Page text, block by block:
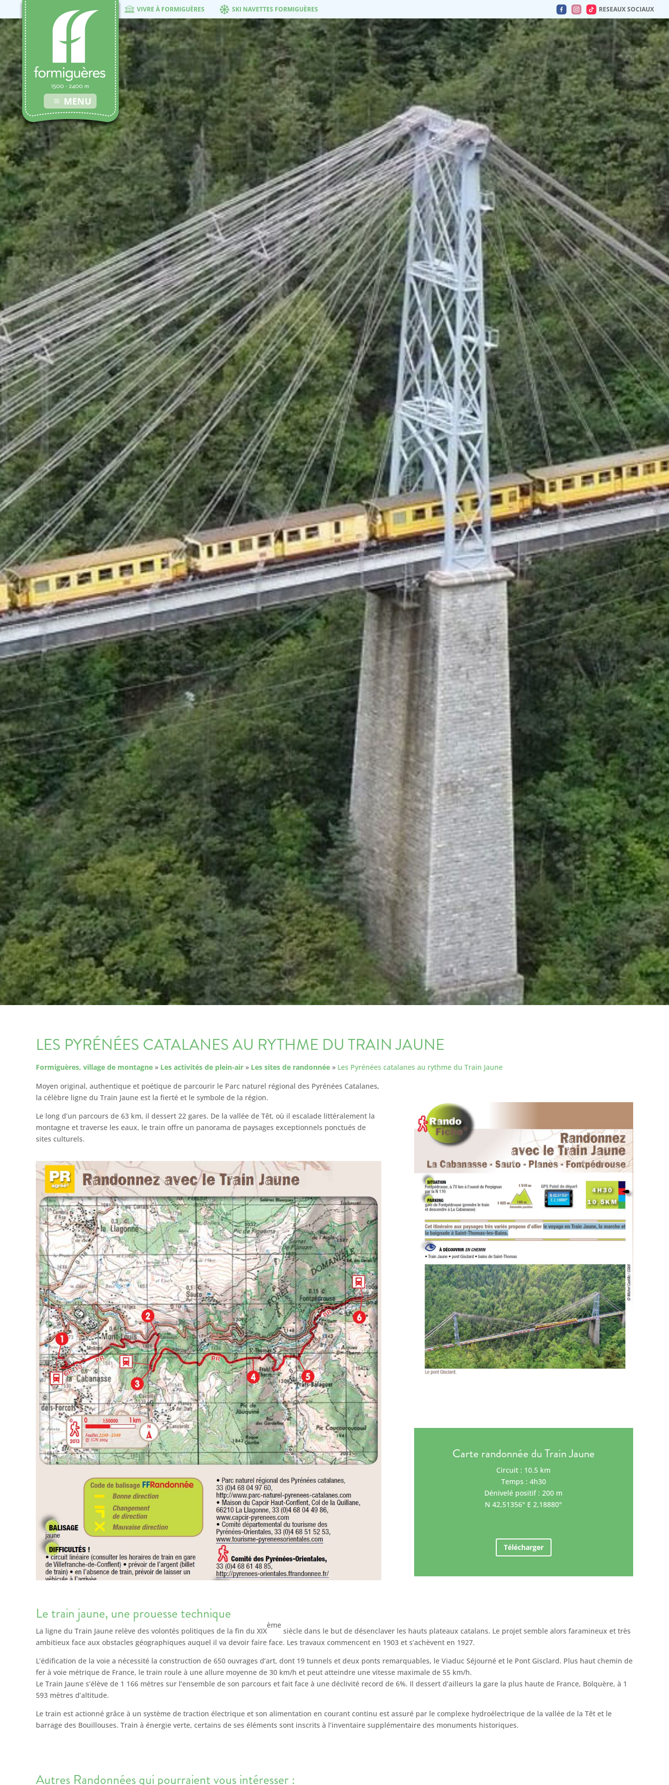
MENU
VIVRE À FORMIGUÈRES SKI NAVETTES FORMIGUÈRES RESEAUX SOCIAUX
LES PYRÉNÉES CATALANES AU RYTHME DU TRAIN JAUNE
Formiguères, village de montagne » Les activités de plein-air » Les sites de randonnée » Les Pyrénées catalanes au rythme du Train Jaune
Moyen original, authentique et poétique de parcourir le Parc naturel régional des Pyrénées Catalanes,
la célèbre ligne du Train Jaune est la fierté et le symbole de la région.
Le long d’un parcours de 63 km, il dessert 22 gares. De la vallée de Têt, où il escalade littéralement la
montagne et traverse les eaux, le train offre un panorama de paysages exceptionnels ponctués de
sites culturels.
Carte randonnée du Train Jaune
Circuit : 10.5 km
Temps : 4h30
Dénivelé positif : 200 m
N 42,51356° E 2,18880°
Télécharger
Le train jaune, une prouesse technique
La ligne du Train Jaune relève des volontés politiques de la fin du XIX
ème
siècle dans le but de désenclaver les hauts plateaux catalans. Le projet semble alors faramineux et très
ambitieux face aux obstacles géographiques auquel il va devoir faire face. Les travaux commencent en 1903 et s’achèvent en 1927.
L’édification de la voie a nécessité la construction de 650 ouvrages d’art, dont 19 tunnels et deux ponts remarquables, le Viaduc Séjourné et le Pont Gisclard. Plus haut chemin de
fer à voie métrique de France, le train roule à une allure moyenne de 30 km/h et peut atteindre une vitesse maximale de 55 km/h.
Le Train Jaune s’élève de 1 166 mètres sur l’ensemble de son parcours et fait face à une déclivité record de 6%. Il dessert d’ailleurs la gare la plus haute de France, Bolquère, à 1
593 mètres d’altitude.
Le train est actionné grâce à un système de traction électrique et son alimentation en courant continu est assuré par le complexe hydroélectrique de la vallée de la Têt et le
barrage des Bouillouses. Train à énergie verte, certains de ses éléments sont inscrits à l’inventaire supplémentaire des monuments historiques.
Autres Randonnées qui pourraient vous intéresser :